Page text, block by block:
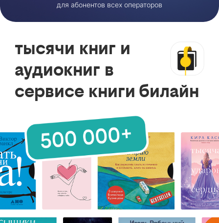
для абонентов всех операторов
тысячи книг и
аудиокниг в
сервисе книги билайн